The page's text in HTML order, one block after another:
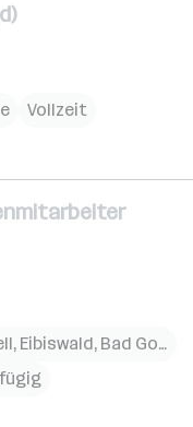
Vollzeit
, Eibiswald, Bad Goisern